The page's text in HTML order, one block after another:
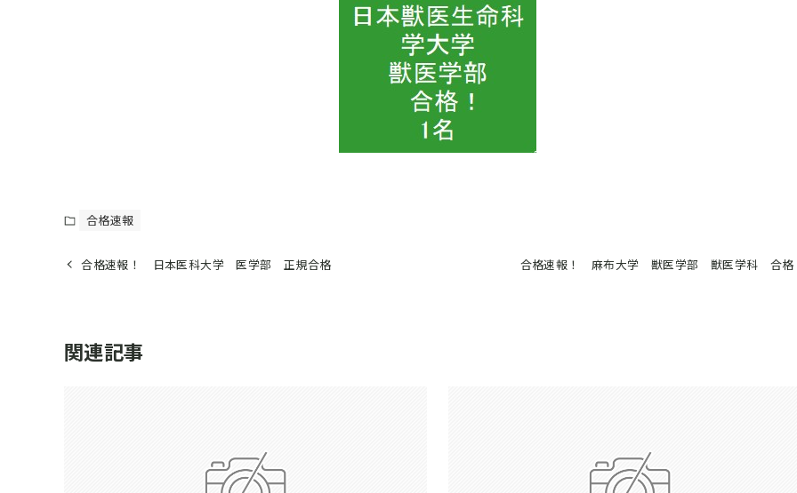
合格速報
合格速報！ 日本医科大学 医学部 正規合格 合格速報！ 麻布大学 獣医学部 獣医学科 合格
関連記事